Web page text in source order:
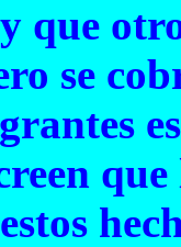
que
se